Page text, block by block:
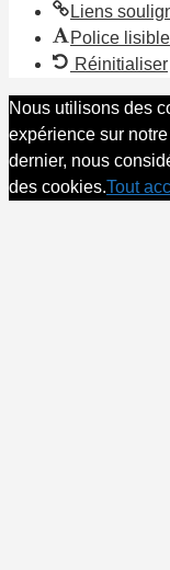
Liens
Police lisible
Réinitialiser
Nous utilisons des
expérience sur
dernier, nous
des cookies.Tout